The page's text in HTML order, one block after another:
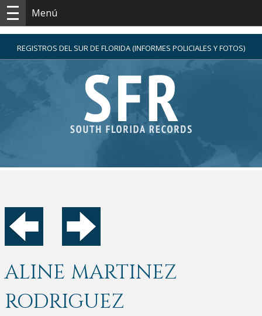
Menú
REGISTROS DEL SUR DE FLORIDA (INFORMES POLICIALES Y FOTOS)
ALINE MARTINEZ
RODRIGUEZ